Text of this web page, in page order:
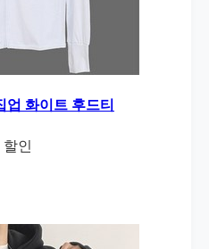
업 화이트 후드티
인